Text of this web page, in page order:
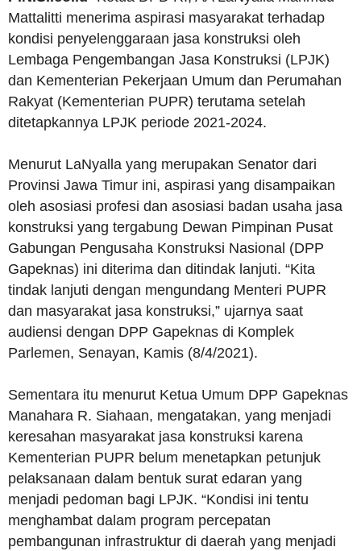
Mattalitti menerima aspirasi masyarakat terhadap
kondisi penyelenggaraan jasa konstruksi oleh
Lembaga Pengembangan Jasa Konstruksi (LPJK)
dan Kementerian Pekerjaan Umum dan Perumahan
Rakyat (Kementerian PUPR) terutama setelah
ditetapkannya LPJK periode 2021-2024.
Menurut LaNyalla yang merupakan Senator dari
Provinsi Jawa Timur ini, aspirasi yang disampaikan
oleh asosiasi profesi dan asosiasi badan usaha jasa
konstruksi yang tergabung Dewan Pimpinan Pusat
Gabungan Pengusaha Konstruksi Nasional (DPP
Gapeknas) ini diterima dan ditindak lanjuti. “Kita
tindak lanjuti dengan mengundang Menteri PUPR
dan masyarakat jasa konstruksi,” ujarnya saat
audiensi dengan DPP Gapeknas di Komplek
Parlemen, Senayan, Kamis (8/4/2021).
Sementara itu menurut Ketua Umum DPP Gapeknas
Manahara R. Siahaan, mengatakan, yang menjadi
keresahan masyarakat jasa konstruksi karena
Kementerian PUPR belum menetapkan petunjuk
pelaksanaan dalam bentuk surat edaran yang
menjadi pedoman bagi LPJK. “Kondisi ini tentu
menghambat dalam program percepatan
pembangunan infrastruktur di daerah yang menjadi